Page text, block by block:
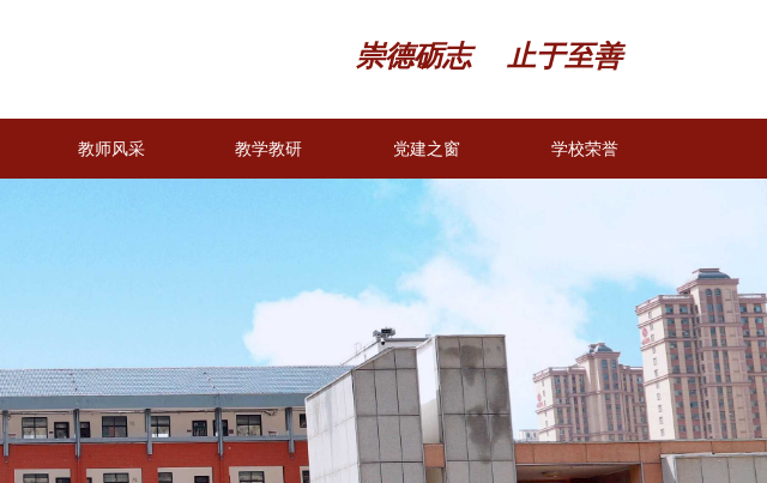
崇德砺志 止于至善
教师风采 教学教研 党建之窗 学校荣誉